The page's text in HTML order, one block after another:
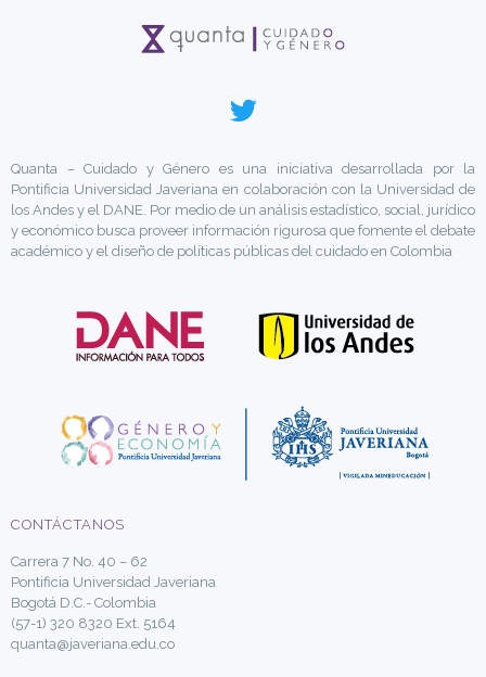
Quanta – Cuidado y Género es una iniciativa desarrollada por la
Pontificia Universidad Javeriana en colaboración con la Universidad de
los Andes y el DANE. Por medio de un análisis estadístico, social, jurídico
y económico busca proveer información rigurosa que fomente el debate
académico y el diseño de políticas públicas del cuidado en Colombia
CONTÁCTANOS
Carrera 7 No. 40 – 62
Pontificia Universidad Javeriana
Bogotá D.C.- Colombia
(57-1) 320 8320 Ext. 5164
quanta@javeriana.edu.co